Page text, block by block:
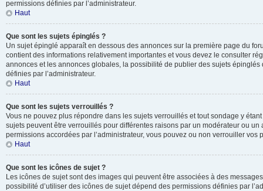
permissions définies par l’administrateur.
Haut
Que sont les sujets épinglés ?
Un sujet épinglé apparaît en dessous des annonces sur la première page du
contient des informations relativement importantes et vous devez le consulter
annonces et les annonces globales, la possibilité de publier des sujets
définies par l’administrateur.
Haut
Que sont les sujets verrouillés ?
Vous ne pouvez plus répondre dans les sujets verrouillés et tout sondage y
sujets peuvent être verrouillés pour différentes raisons par un modérateur ou un
permissions accordées par l’administrateur, vous pouvez ou non verrouiller vos
Haut
Que sont les icônes de sujet ?
Les icônes de sujet sont des images qui peuvent être associées à des
possibilité d’utiliser des icônes de sujet dépend des permissions définies par